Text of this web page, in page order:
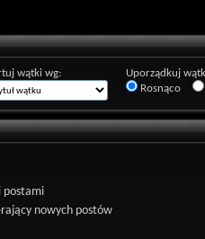
wątki wg:
Uporządkuj
Rosnąco
postami
nowych postów